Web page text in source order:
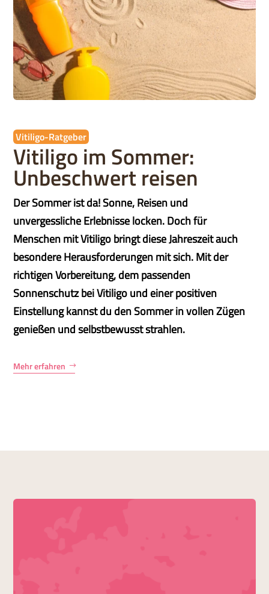
Vitiligo-Ratgeber
Vitiligo im Sommer:
Unbeschwert reisen
Der Sommer ist da! Sonne, Reisen und
unvergessliche Erlebnisse locken. Doch für
Menschen mit Vitiligo bringt diese Jahreszeit auch
besondere Herausforderungen mit sich. Mit der
richtigen Vorbereitung, dem passenden
Sonnenschutz bei Vitiligo und einer positiven
Einstellung kannst du den Sommer in vollen Zügen
genießen und selbstbewusst strahlen.
Mehr erfahren